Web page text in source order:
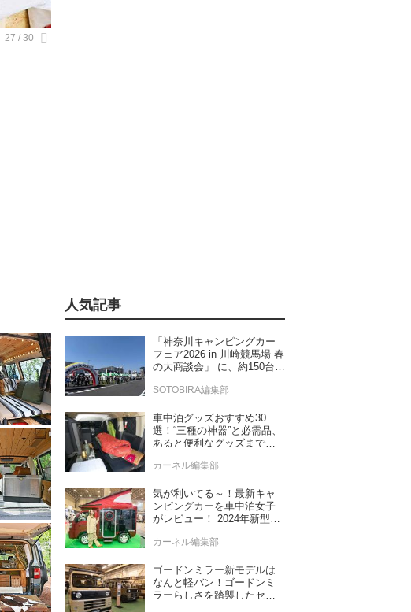
人気記事
「神奈川キャンピングカー
フェア2026 in 川崎競馬場 春
の大商談会」 に、約150台の
SOTOBIRA編集部
車中泊グッズおすすめ30
選！“三種の神器”と必需品、
あると便利なグッズまで車
カーネル編集部
気が利いてる～！最新キャ
ンピングカーを車中泊女子
がレビュー！ 2024年新型モ
カーネル編集部
ゴードンミラー新モデルは
なんと軽バン！ゴードンミ
ラーらしさを踏襲したセン